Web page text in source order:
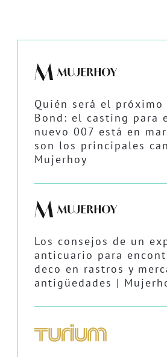
Quién será el próximo
Bond: el casting para
nuevo 007 está en
son los principales
Mujerhoy
Los consejos de un
anticuario para
deco en rastros y
antigüedades |